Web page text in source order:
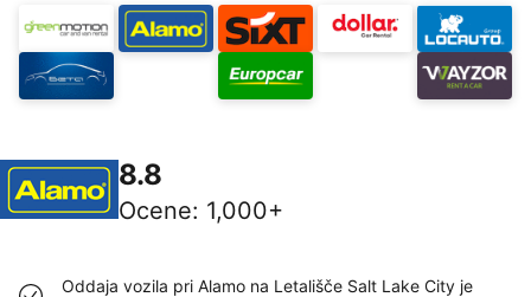
8.8
Ocene: 1,000+
Oddaja vozila pri Alamo na Letališče Salt Lake City je